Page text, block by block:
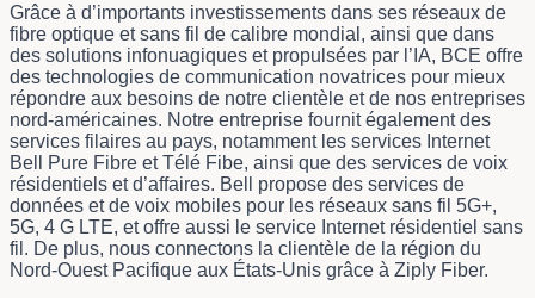
Grâce à d’importants investissements dans ses réseaux de
fibre optique et sans fil de calibre mondial, ainsi que dans
des solutions infonuagiques et propulsées par l’IA, BCE offre
des technologies de communication novatrices pour mieux
répondre aux besoins de notre clientèle et de nos entreprises
nord-américaines. Notre entreprise fournit également des
services filaires au pays, notamment les services Internet
Bell Pure Fibre et Télé Fibe, ainsi que des services de voix
résidentiels et d’affaires. Bell propose des services de
données et de voix mobiles pour les réseaux sans fil 5G+,
5G, 4 G LTE, et offre aussi le service Internet résidentiel sans
fil. De plus, nous connectons la clientèle de la région du
Nord-Ouest Pacifique aux États-Unis grâce à Ziply Fiber.